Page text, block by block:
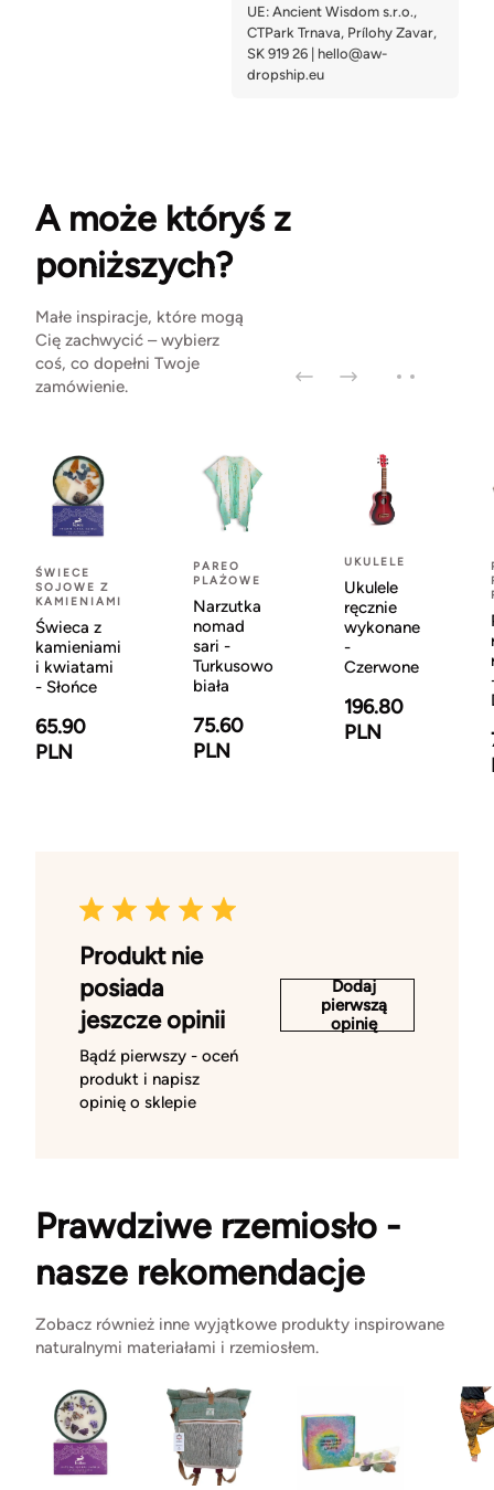
A może któryś z
poniższych?
Małe inspiracje, które mogą
Cię zachwycić – wybierz
coś, co dopełni Twoje
zamówienie.
ŚWIECE
SOJOWE Z
KAMIENIAMI
Świeca z
kamieniami
i kwiatami
- Słońce
65.90
PLN
PAREO
PLAŻOWE
Narzutka
nomad
sari -
Turkusowo
biała
75.60
PLN
UKULELE
Ukulele
ręcznie
wykonane
-
Czerwone
196.80
PLN
Produkt nie
posiada
jeszcze opinii
Bądź pierwszy - oceń
produkt i napisz
opinię o sklepie
Dodaj
pierwszą
opinię
Prawdziwe rzemiosło -
nasze rekomendacje
Zobacz również inne wyjątkowe produkty inspirowane
naturalnymi materiałami i rzemiosłem.